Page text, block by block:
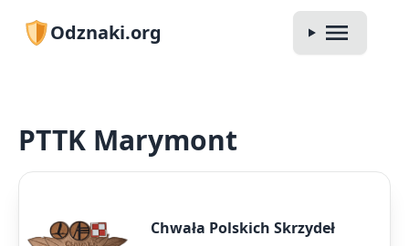
Odznaki.org
PTTK Marymont
Chwała Polskich Skrzydeł